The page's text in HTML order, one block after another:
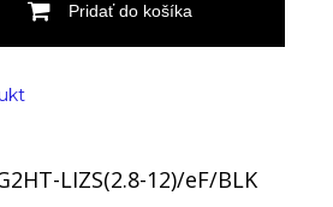
Pridať do košíka
LIZS(2.8-12)/eF/BLK